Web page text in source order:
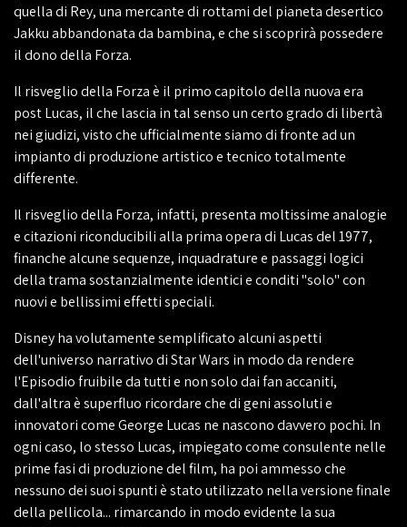
quella di Rey, una mercante di rottami del pianeta desertico
Jakku abbandonata da bambina, e che si scoprirà possedere
il dono della Forza.
Il risveglio della Forza è il primo capitolo della nuova era
post Lucas, il che lascia in tal senso un certo grado di libertà
nei giudizi, visto che ufficialmente siamo di fronte ad un
impianto di produzione artistico e tecnico totalmente
differente.
Il risveglio della Forza, infatti, presenta moltissime analogie
e citazioni riconducibili alla prima opera di Lucas del 1977,
finanche alcune sequenze, inquadrature e passaggi logici
della trama sostanzialmente identici e conditi "solo" con
nuovi e bellissimi effetti speciali.
Disney ha volutamente semplificato alcuni aspetti
dell'universo narrativo di Star Wars in modo da rendere
l'Episodio fruibile da tutti e non solo dai fan accaniti,
dall'altra è superfluo ricordare che di geni assoluti e
innovatori come George Lucas ne nascono davvero pochi. In
ogni caso, lo stesso Lucas, impiegato come consulente nelle
prime fasi di produzione del film, ha poi ammesso che
nessuno dei suoi spunti è stato utilizzato nella versione finale
della pellicola... rimarcando in modo evidente la sua